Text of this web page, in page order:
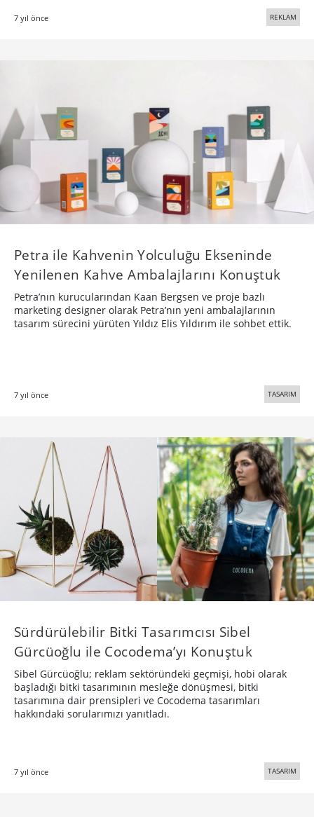
7 yıl önce REKLAM
Petra ile Kahvenin Yolculuğu Ekseninde
Yenilenen Kahve Ambalajlarını Konuştuk
Petra’nın kurucularından Kaan Bergsen ve proje bazlı
marketing designer olarak Petra’nın yeni ambalajlarının
tasarım sürecini yürüten Yıldız Elis Yıldırım ile sohbet ettik.
7 yıl önce TASARIM
Sürdürülebilir Bitki Tasarımcısı Sibel
Gürcüoğlu ile Cocodema’yı Konuştuk
Sibel Gürcüoğlu; reklam sektöründeki geçmişi, hobi olarak
başladığı bitki tasarımının mesleğe dönüşmesi, bitki
tasarımına dair prensipleri ve Cocodema tasarımları
hakkındaki sorularımızı yanıtladı.
7 yıl önce TASARIM